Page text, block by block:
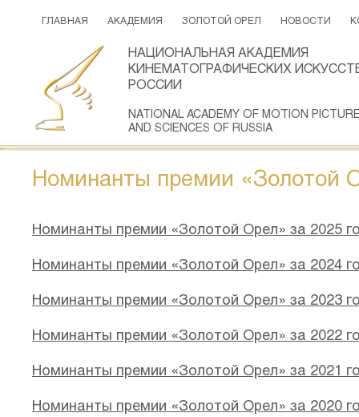
ГЛАВНАЯ АКАДЕМИЯ ЗОЛОТОЙ ОРЕЛ НОВОСТИ
НАЦИОНАЛЬНАЯ АКАДЕМИЯ
КИНЕМАТОГРАФИЧЕСКИХ
РОССИИ
NATIONAL ACADEMY OF MOTION
AND SCIENCES OF RUSSIA
Номинанты премии «Золотой
Номинанты премии «Золотой Орел» за 2025
Номинанты премии «Золотой Орел» за 2024
Номинанты премии «Золотой Орел» за 2023
Номинанты премии «Золотой Орел» за 2022
Номинанты премии «Золотой Орел» за 2021
Номинанты премии «Золотой Орел» за 2020